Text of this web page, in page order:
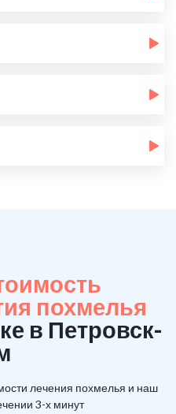
похмелья
в Петровск-
лечения похмелья и наш
3-х минут